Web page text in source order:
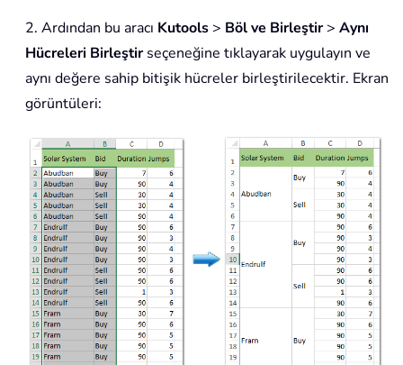
2. Ardından bu aracı Kutools > Böl ve Birleştir> Aynı
Hücreleri Birleştirseçeneğine tıklayarak uygulayın ve
aynı değere sahip bitişik hücreler birleştirilecektir. Ekran
görüntüleri: